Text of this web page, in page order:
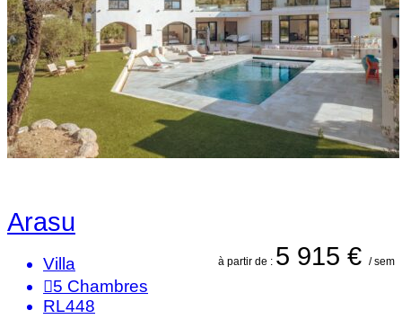
Arasu
à partir de : 5 915 € / sem
Villa
5 Chambres
RL448